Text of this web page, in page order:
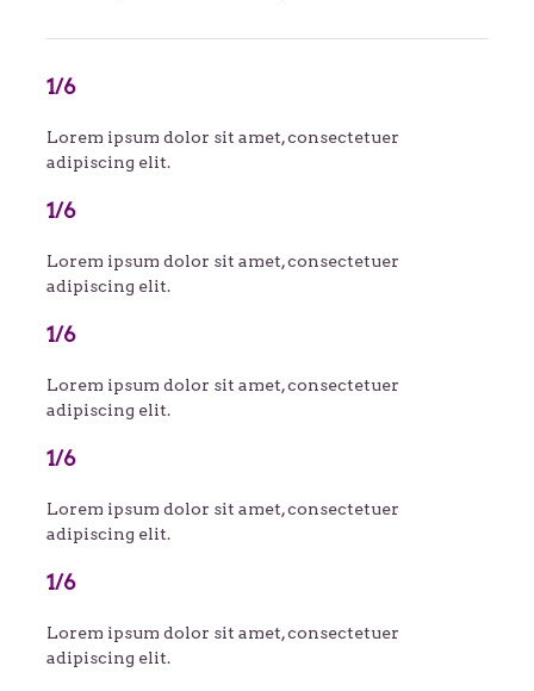
1/6
Lorem ipsum dolor sit amet, consectetuer
adipiscing elit.
1/6
Lorem ipsum dolor sit amet, consectetuer
adipiscing elit.
1/6
Lorem ipsum dolor sit amet, consectetuer
adipiscing elit.
1/6
Lorem ipsum dolor sit amet, consectetuer
adipiscing elit.
1/6
Lorem ipsum dolor sit amet, consectetuer
adipiscing elit.